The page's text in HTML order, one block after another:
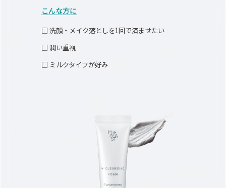
こんな方に
□ 洗顔・メイク落としを1回で済ませたい
□ 潤い重視
□ ミルクタイプが好み